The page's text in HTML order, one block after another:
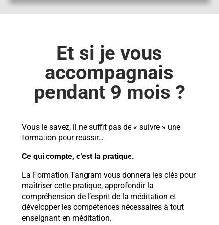
Et si je vous
accompagnais
pendant 9 mois ?
Vous le savez, il ne suffit pas de « suivre » une
formation pour réussir…
Ce qui compte, c’est la pratique.
La Formation Tangram vous donnera les clés pour
maîtriser cette pratique, approfondir la
compréhension de l’esprit de la méditation et
développer les compétences nécessaires à tout
enseignant en méditation.